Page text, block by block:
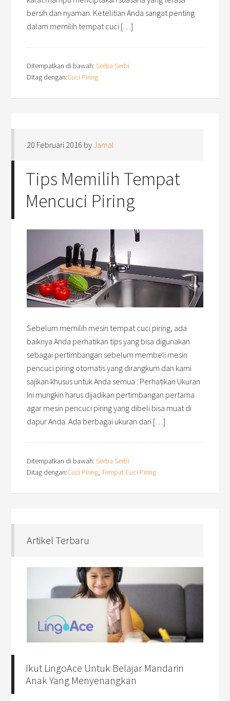
bersih dan nyaman. Ketelitian Anda sangat penting
dalam memilih tempat cuci […]
Ditempatkan di bawah:Serba Serbi
Ditag dengan:Cuci Piring
20 Februari 2016 byJamal
Tips Memilih Tempat
Mencuci Piring
Sebelum memilih mesin tempat cuci piring, ada
baiknya Anda perhatikan tips yang bisa digunakan
sebagai pertimbangan sebelum membeli mesin
pencuci piring otomatis yang dirangkum dan kami
sajikan khusus untuk Anda semua : Perhatikan Ukuran
Ini mungkin harus dijadikan pertimbangan pertama
agar mesin pencuci piring yang dibeli bisa muat di
dapur Anda. Ada berbagai ukuran dari […]
Ditempatkan di bawah:Serba Serbi
Ditag dengan:Cuci Piring ,Tempat Cuci Piring
Artikel Terbaru
Ikut LingoAce Untuk Belajar Mandarin
Anak Yang Menyenangkan